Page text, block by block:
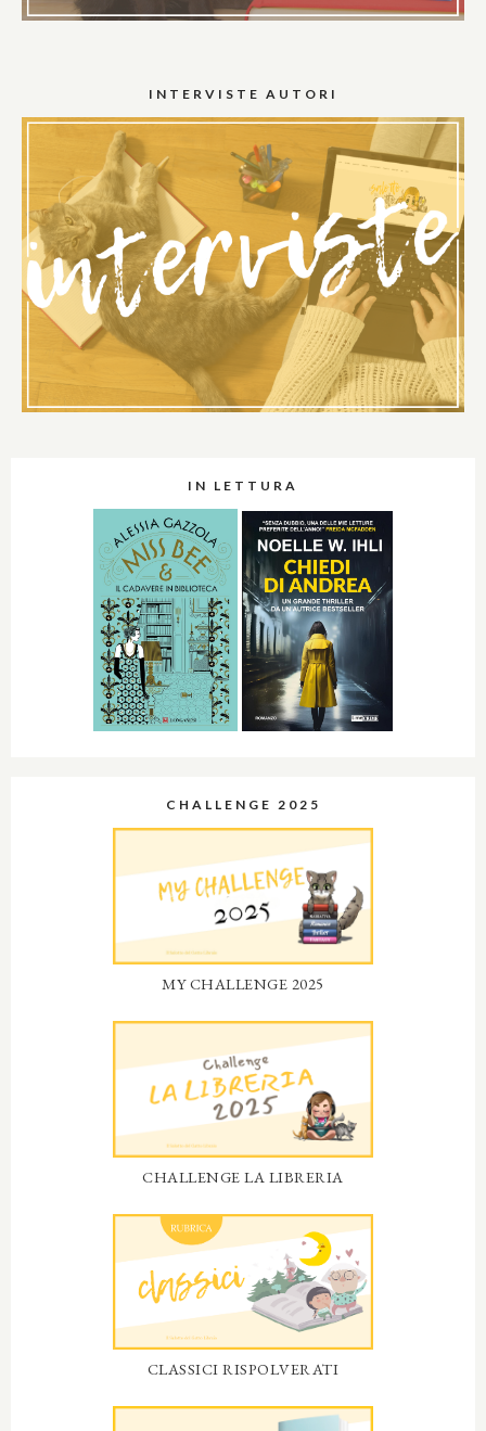
INTERVISTE AUTORI
IN LETTURA
CHALLENGE 2025
MY CHALLENGE 2025
CHALLENGE LA LIBRERIA
CLASSICI RISPOLVERATI